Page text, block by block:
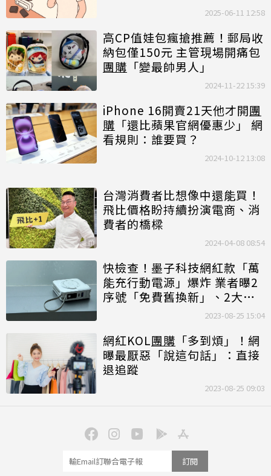
2025-06-11 12:58
高CP值娃包瘋搶推薦！郵局收
納包僅150元 主管現場開痛包
團購 「變最帥男人」
2024-11-22 15:39
iPhone 16開賣21天他才開團
購 「還比蘋果官網優惠少」 網
看規則：誰要買？
2024-10-12 13:08
台灣消費者比想像中還能買！
飛比價格盼持續扮演電商、消
費者的橋樑
2024-04-08 08:54
快檢查！墨子科技網紅款「萬
能充行動電源」爆炸 業者曝2
序號「免費舊換新」、2大補
2023-08-25 15:04
網紅KOL團購 「多到煩」！網
曝最厭惡「說這句話」：直接
退追蹤
2023-08-25 09:03
訂閱